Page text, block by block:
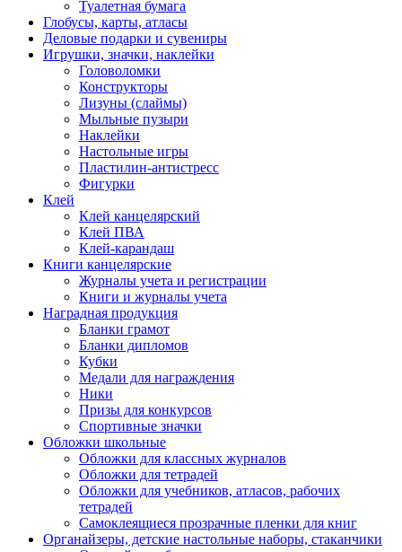
Туалетная бумага
Глобусы, карты, атласы
Деловые подарки и сувениры
Игрушки, значки, наклейки
Головоломки
Конструкторы
Лизуны (слаймы)
Мыльные пузыри
Наклейки
Настольные игры
Пластилин-антистресс
Фигурки
Клей
Клей канцелярский
Клей ПВА
Клей-карандаш
Книги канцелярские
Журналы учета и регистрации
Книги и журналы учета
Наградная продукция
Бланки грамот
Бланки дипломов
Кубки
Медали для награждения
Ники
Призы для конкурсов
Спортивные значки
Обложки школьные
Обложки для классных журналов
Обложки для тетрадей
Обложки для учебников, атласов, рабочих
тетрадей
Самоклеящиеся прозрачные пленки для книг
Органайзеры, детские настольные наборы, стаканчики